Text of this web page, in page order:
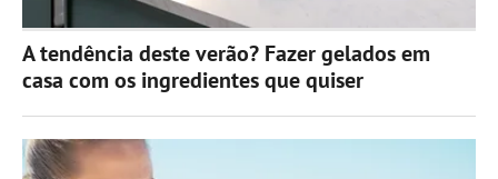
A tendência deste verão? Fazer gelados em
casa com os ingredientes que quiser